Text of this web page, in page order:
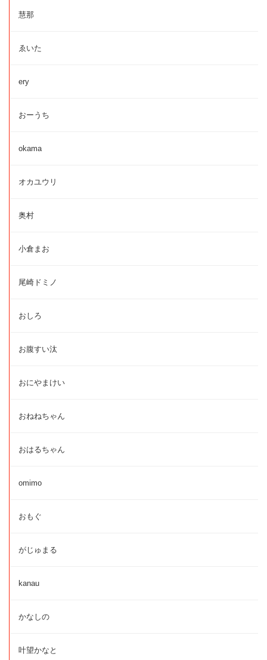
慧那
ゑいた
ery
おーうち
okama
オカユウリ
奥村
小倉まお
尾崎ドミノ
おしろ
お腹すい汰
おにやまけい
おねねちゃん
おはるちゃん
omimo
おもぐ
がじゅまる
kanau
かなしの
叶望かなと